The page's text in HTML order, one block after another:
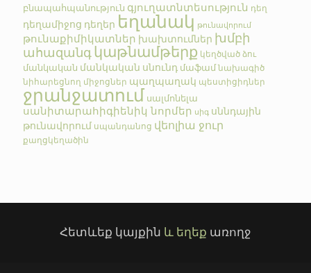
բնապահպանություն գյուղատնտեսություն դեղ
դեղամիջոց դեղեր եղանակ թունավորում
թունաքիմիկատներ խախտումներ խմբի
ահազանգկաթնամթերք կեղծված ձու
մանկական մանկական սնունդ մաֆամ նախագիծ
նիհարեցնող միջոցներ պաղպաղակ պեստիցիդներ
ջրանջատում սալմոնելա
սանիտարահիգիենիկ նորմեր սիգ սննդային
թունավորում սպանդանոց վեոլիա ջուր
քաղցկեղածին
Հետևեք կայքին և եղեք առողջ